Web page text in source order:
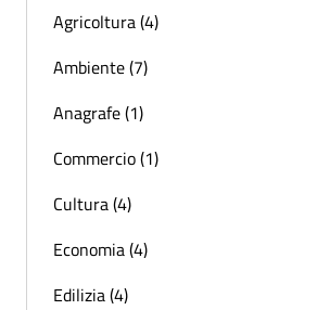
Agricoltura (4)
Ambiente (7)
Anagrafe (1)
Commercio (1)
Cultura (4)
Economia (4)
Edilizia (4)